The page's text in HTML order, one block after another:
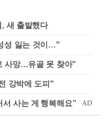
새 출발했다
성 잃는 것이…"
사망…유골 못 찾아"
강박에 도피"